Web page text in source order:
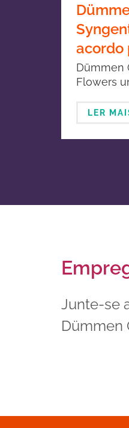
acordo
joint
Dümmen
Flowers
LER
Junte-se
Dümmen